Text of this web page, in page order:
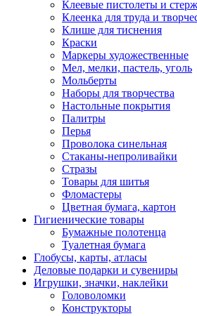
Клеевые пистолеты и
Клеенка для труда и
Клише для тиснения
Краски
Маркеры художественные
Мел, мелки, пастель, уголь
Мольберты
Наборы для творчества
Настольные покрытия
Палитры
Перья
Проволока синельная
Стаканы-непроливайки
Стразы
Товары для шитья
Фломастеры
Цветная бумага, картон
Гигиенические товары
Бумажные полотенца
Туалетная бумага
Глобусы, карты, атласы
Деловые подарки и сувениры
Игрушки, значки, наклейки
Головоломки
Конструкторы